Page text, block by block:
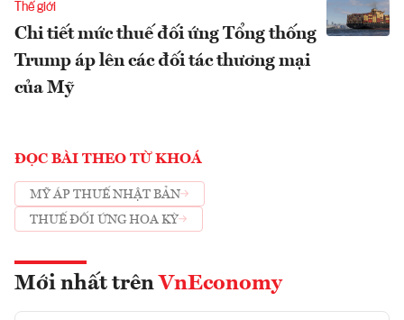
Thế giới
Chi tiết mức thuế đối ứng Tổng thống
Trump áp lên các đối tác thương mại
của Mỹ
ĐỌC BÀI THEO TỪ KHOÁ
MỸ ÁP THUẾ NHẬT BẢN
THUẾ ĐỐI ỨNG HOA KỲ
Mới nhất trên VnEconomy